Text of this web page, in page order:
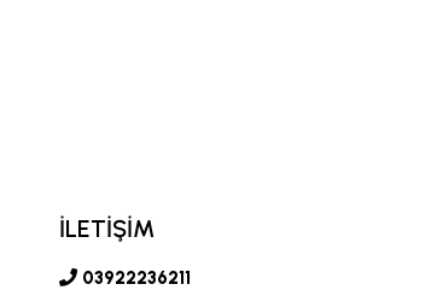
İLETİŞİM
03922236211